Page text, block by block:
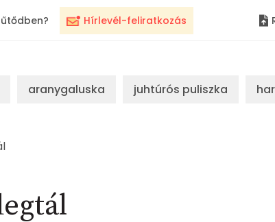
Hírlevél-feliratkozás
aranygaluska juhtúrós puliszka